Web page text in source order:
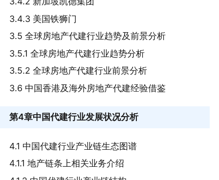
3.4.3 美国铁狮门
3.5 全球房地产代建行业趋势及前景分析
3.5.1 全球房地产代建行业趋势分析
3.5.2 全球房地产代建行业前景分析
3.6 中国香港及海外房地产代建经验借鉴
第4章中国代建行业发展状况分析
4.1 中国代建行业产业链生态图谱
4.1.1 地产链条上相关业务介绍